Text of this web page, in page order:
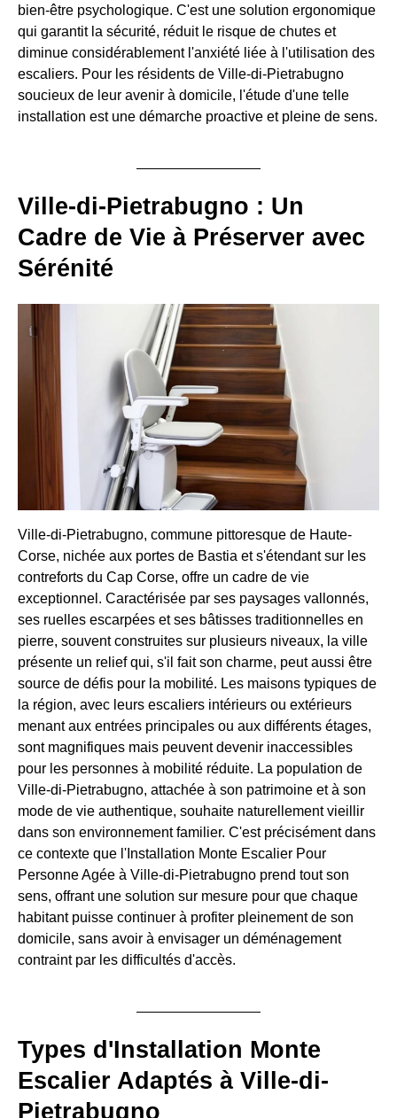
bien-être psychologique. C'est une solution ergonomique
qui garantit la sécurité, réduit le risque de chutes et
diminue considérablement l'anxiété liée à l'utilisation des
escaliers. Pour les résidents de Ville-di-Pietrabugno
soucieux de leur avenir à domicile, l'étude d'une telle
installation est une démarche proactive et pleine de sens.
Ville-di-Pietrabugno : Un
Cadre de Vie à Préserver avec
Sérénité
Ville-di-Pietrabugno, commune pittoresque de Haute-
Corse, nichée aux portes de Bastia et s'étendant sur les
contreforts du Cap Corse, offre un cadre de vie
exceptionnel. Caractérisée par ses paysages vallonnés,
ses ruelles escarpées et ses bâtisses traditionnelles en
pierre, souvent construites sur plusieurs niveaux, la ville
présente un relief qui, s'il fait son charme, peut aussi être
source de défis pour la mobilité. Les maisons typiques de
la région, avec leurs escaliers intérieurs ou extérieurs
menant aux entrées principales ou aux différents étages,
sont magnifiques mais peuvent devenir inaccessibles
pour les personnes à mobilité réduite. La population de
Ville-di-Pietrabugno, attachée à son patrimoine et à son
mode de vie authentique, souhaite naturellement vieillir
dans son environnement familier. C'est précisément dans
ce contexte que l'Installation Monte Escalier Pour
Personne Agée à Ville-di-Pietrabugno prend tout son
sens, offrant une solution sur mesure pour que chaque
habitant puisse continuer à profiter pleinement de son
domicile, sans avoir à envisager un déménagement
contraint par les difficultés d'accès.
Types d'Installation Monte
Escalier Adaptés à Ville-di-
Pietrabugno